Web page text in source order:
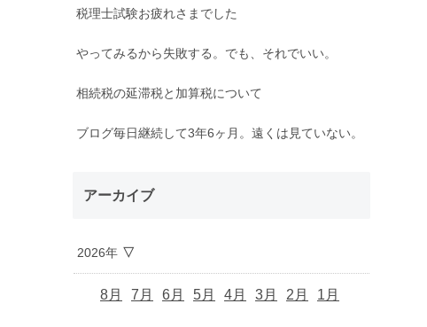
税理士試験お疲れさまでした
やってみるから失敗する。でも、それでいい。
相続税の延滞税と加算税について
ブログ毎日継続して3年6ヶ月。遠くは見ていない。
アーカイブ
2026年
8月 7月 6月 5月 4月 3月 2月 1月